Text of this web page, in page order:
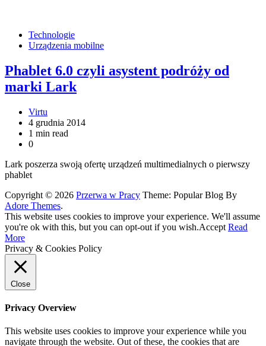
Technologie
Urządzenia mobilne
Phablet 6.0 czyli asystent podróży od
marki Lark
Virtu
4 grudnia 2014
1 min read
0
Lark poszerza swoją ofertę urządzeń multimedialnych o pierwszy
phablet
Copyright © 2026 Przerwa w Pracy Theme: Popular Blog By
Adore Themes.
This website uses cookies to improve your experience. We'll assume
you're ok with this, but you can opt-out if you wish.Accept Read
More
Privacy & Cookies Policy
Close
Privacy Overview
This website uses cookies to improve your experience while you
navigate through the website. Out of these, the cookies that are